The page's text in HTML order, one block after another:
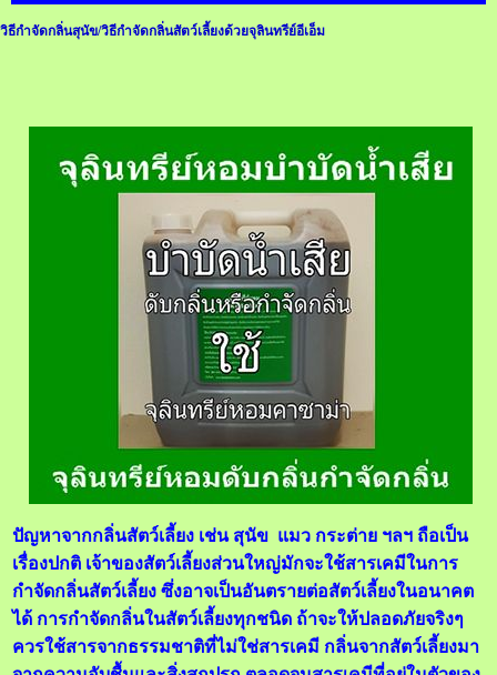
วิธีกําจัดกลิ่นสุนัข/วิธีกำจัดกลิ่นสัตว์เลี้ยงด้วยจุลินทรีย์อีเอ็ม
ปัญหาจากกลิ่นสัตว์เลี้ยง เช่น สุนัข แมว กระต่าย ฯลฯ ถือเป็น
เรื่องปกติ เจ้าของสัตว์เลี้ยงส่วนใหญ่มักจะใช้สารเคมีในการ
กำจัดกลิ่นสัตว์เลี้ยง ซึ่งอาจเป็นอันตรายต่อสัตว์เลี้ยงในอนาคต
ได้ การกำจัดกลิ่นในสัตว์เลี้ยงทุกชนิด ถ้าจะให้ปลอดภัยจริงๆ
ควรใช้สารจากธรรมชาติที่ไม่ใช่สารเคมี กลิ่นจากสัตว์เลี้ยงมา